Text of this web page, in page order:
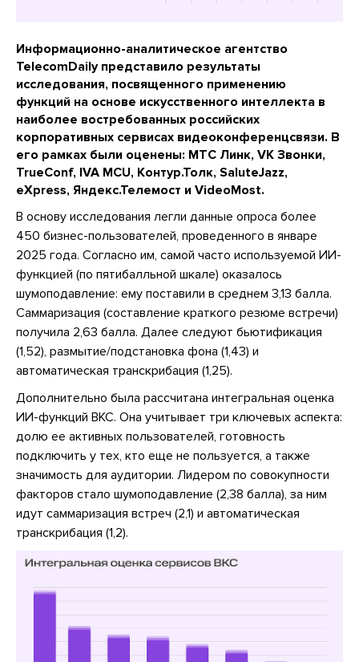
Информационно-аналитическое агентство
TelecomDaily представило результаты
исследования, посвященного применению
функций на основе искусственного интеллекта в
наиболее востребованных российских
корпоративных сервисах видеоконференцсвязи. В
его рамках были оценены: МТС Линк, VK Звонки,
TrueConf, IVA MCU, Контур.Толк, SaluteJazz,
eXpress, Яндекс.Телемост и VideoMost.
В основу исследования легли данные опроса более
450 бизнес-пользователей, проведенного в январе
2025 года. Согласно им, самой часто используемой ИИ-
функцией (по пятибалльной шкале) оказалось
шумоподавление: ему поставили в среднем 3,13 балла.
Саммаризация (составление краткого резюме встречи)
получила 2,63 балла. Далее следуют бьютификация
(1,52), размытие/подстановка фона (1,43) и
автоматическая транскрибация (1,25).
Дополнительно была рассчитана интегральная оценка
ИИ-функций ВКС. Она учитывает три ключевых аспекта:
долю ее активных пользователей, готовность
подключить у тех, кто еще не пользуется, а также
значимость для аудитории. Лидером по совокупности
факторов стало шумоподавление (2,38 балла), за ним
идут саммаризация встреч (2,1) и автоматическая
транскрибация (1,2).